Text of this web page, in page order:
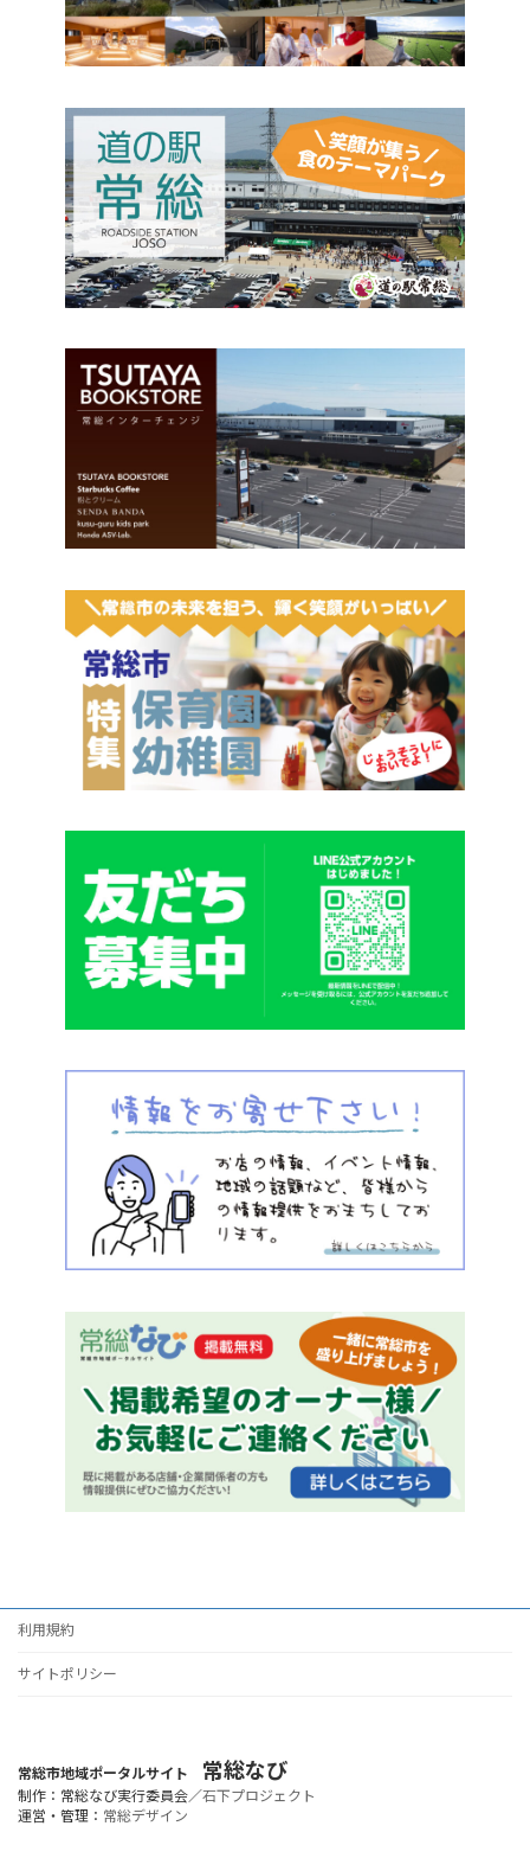
利用規約
サイトポリシー
常総市地域ポータルサイト 常総なび
制作：常総なび実行委員会／石下プロジェクト
運営・管理： 常総デザイン